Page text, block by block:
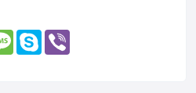
MessageSkype